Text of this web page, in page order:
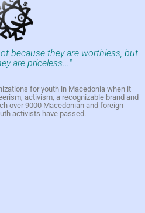
because they are worthless, but
are priceless..."
for youth in Macedonia when it
activism, a recognizable brand and
over 9000 Macedonian and foreign
activists have passed.